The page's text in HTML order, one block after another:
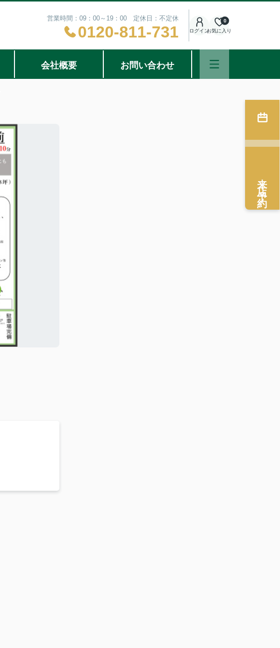
営業時間：09：00～19：00 定休日：不定休
0120-811-731 ログインお気に入り
0
会社概要 お問い合わせ
来店予約